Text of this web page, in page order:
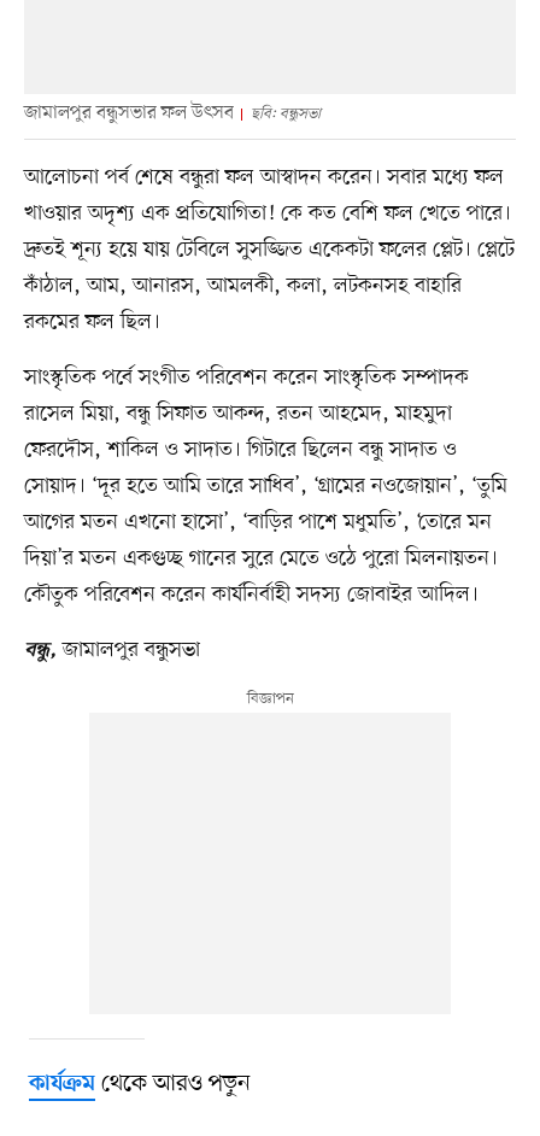
জামালপুর বন্ধুসভার ফল উৎসব ছবি: বন্ধুসভা
আলোচনা পর্ব শেষে বন্ধুরা ফল আস্বাদন করেন। সবার মধ্যে ফল
খাওয়ার অদৃশ্য এক প্রতিযোগিতা! কে কত বেশি ফল খেতে পারে।
দ্রুতই শূন্য হয়ে যায় টেবিলে সুসজ্জিত একেকটা ফলের প্লেট। প্লেটে
কাঁঠাল, আম, আনারস, আমলকী, কলা, লটকনসহ বাহারি
রকমের ফল ছিল।
সাংস্কৃতিক পর্বে সংগীত পরিবেশন করেন সাংস্কৃতিক সম্পাদক
রাসেল মিয়া, বন্ধু সিফাত আকন্দ, রতন আহমেদ, মাহমুদা
ফেরদৌস, শাকিল ও সাদাত। গিটারে ছিলেন বন্ধু সাদাত ও
সোয়াদ। ‘দূর হতে আমি তারে সাধিব’, ‘গ্রামের নওজোয়ান’, ‘তুমি
আগের মতন এখনো হাসো’, ‘বাড়ির পাশে মধুমতি’, ‘তোরে মন
দিয়া’র মতন একগুচ্ছ গানের সুরে মেতে ওঠে পুরো মিলনায়তন।
কৌতুক পরিবেশন করেন কার্যনির্বাহী সদস্য জোবাইর আদিল।
বন্ধু, জামালপুর বন্ধুসভা
কার্যক্রমথেকে আরও পড়ুন